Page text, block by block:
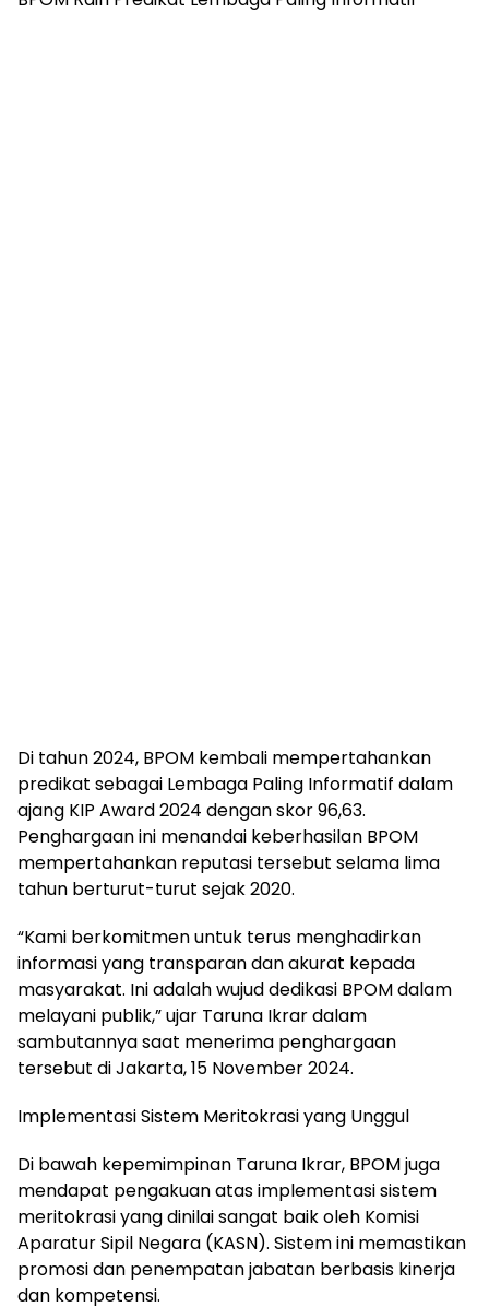
Di tahun 2024, BPOM kembali mempertahankan
predikat sebagai Lembaga Paling Informatif dalam
ajang KIP Award 2024 dengan skor 96,63.
Penghargaan ini menandai keberhasilan BPOM
mempertahankan reputasi tersebut selama lima
tahun berturut-turut sejak 2020.
“Kami berkomitmen untuk terus menghadirkan
informasi yang transparan dan akurat kepada
masyarakat. Ini adalah wujud dedikasi BPOM dalam
melayani publik,” ujar Taruna Ikrar dalam
sambutannya saat menerima penghargaan
tersebut di Jakarta, 15 November 2024.
Implementasi Sistem Meritokrasi yang Unggul
Di bawah kepemimpinan Taruna Ikrar, BPOM juga
mendapat pengakuan atas implementasi sistem
meritokrasi yang dinilai sangat baik oleh Komisi
Aparatur Sipil Negara (KASN). Sistem ini memastikan
promosi dan penempatan jabatan berbasis kinerja
dan kompetensi.